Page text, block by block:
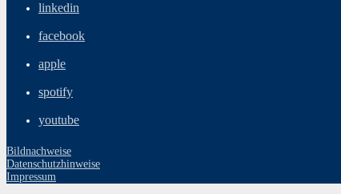
linkedin
facebook
apple
spotify
youtube
Bildnachweise
Datenschutzhinweise
Impressum